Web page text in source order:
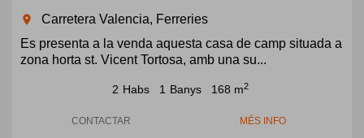
room
Carretera Valencia, Ferreries
Es presenta a la venda aquesta casa de camp situada a
zona horta st. Vicent Tortosa, amb una su...
2 Habs 1 Banys 168 m2
CONTACTAR MÉS INFO